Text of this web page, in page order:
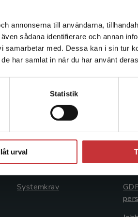
annonserna till användarna,
sådana identifierare och annan
med. Dessa kan i sin tur
har samlat in när du har använt
Statistik
urval
studentlitteratur.se via en
inte leveranser utanför
ett köp måste
Läs mer
Kundservice
Kontakta kundservice
046-31 21 00
Frågor och svar
Systemkrav